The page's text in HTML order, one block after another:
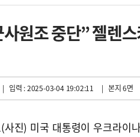
원조 중단” 젤렌
| 입력 : 2025-03-04 19:02:11 | 본지 6면
사진) 미국 대통령이 우크라이